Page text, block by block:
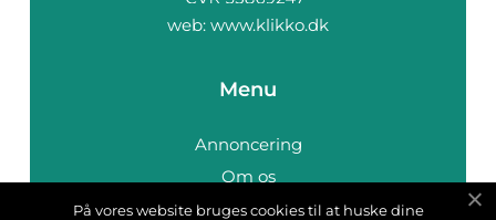
web: www.klikko.dk
Menu
Annoncering
Om os
Cookies
På vores website bruges cookies til at huske dine